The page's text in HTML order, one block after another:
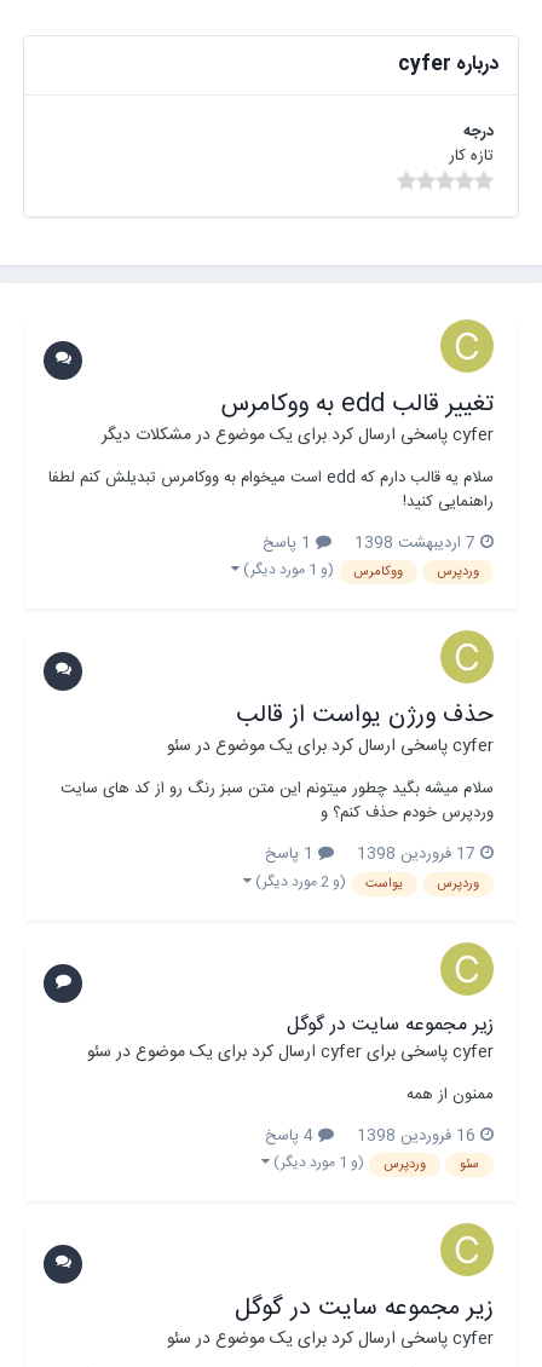
درباره cyfer
درجه
تازه کار
تغییر قالب edd به ووکامرس
cyferپاسخی ارسال کرد برای یک موضوع درمشکلات دیگر
سلام یه قالب دارم که edd است میخوام به ووکامرس تبدیلش کنم لطفا
راهنمایی کنید!
7 اردیبهشت 1398
وردپرس ووکامرس (و 1 مورد دیگر)
حذف ورژن یواست از قالب
cyferپاسخی ارسال کرد برای یک موضوع درسئو
سلام میشه بگید چطور میتونم این متن سبز رنگ رو از کد های سایت
وردپرس خودم حذف کنم؟ و
17 فروردین 1398
وردپرس یواست (و 2 مورد دیگر)
زیر مجموعه سایت در گوگل
cyferپاسخی برایcyfer ارسال کرد برای یک موضوع در سئو
ممنون از همه
16 فروردین 1398
سئو وردپرس (و 1 مورد دیگر)
زیر مجموعه سایت در گوگل
cyferپاسخی ارسال کرد برای یک موضوع درسئو